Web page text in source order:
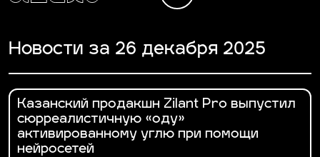
Новости за 26 декабря 2025
Казанский продакшн Zilant Pro выпустил
сюрреалистичную «оду»
активированному углю при помощи
нейросетей